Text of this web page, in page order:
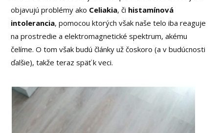
objavujú problémy ako Celiakia, či histamínová
intolerancia, pomocou ktorých však naše telo iba reaguje
na prostredie a elektromagnetické spektrum, akému
čelíme. O tom však budú články už čoskoro (a v budúcnosti
ďalšie), takže teraz späť k veci.